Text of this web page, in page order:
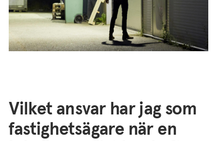
Vilket ansvar har jag som
fastighetsägare när en